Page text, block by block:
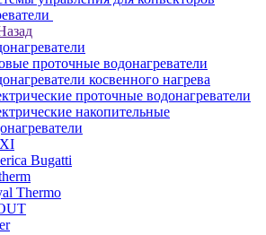
проточные водонагреватели
косвенного нагрева
проточные водонагреватели
накопительные
Bugatti
Thermo